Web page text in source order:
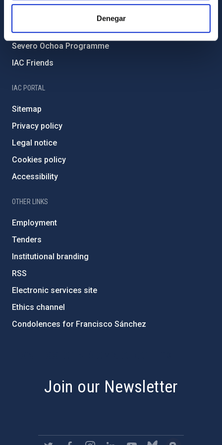
Denegar
External funding
Severo Ochoa Programme
IAC Friends
IAC PORTAL
Sitemap
Privacy policy
Legal notice
Cookies policy
Accessibility
OTHER LINKS
Employment
Tenders
Institutional branding
RSS
Electronic services site
Ethics channel
Condolences for Francisco Sánchez
Join our Newsletter